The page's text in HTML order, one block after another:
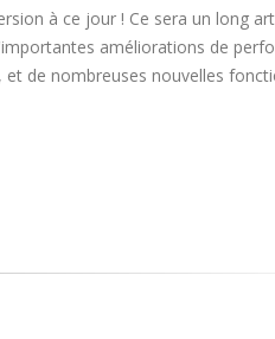
à ce jour ! Ce sera un long
améliorations de
de nombreuses nouvelles